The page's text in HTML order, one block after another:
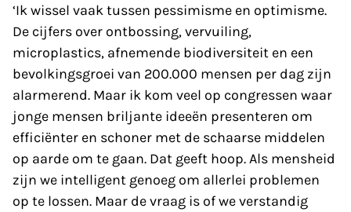
‘Ik wissel vaak tussen pessimisme en optimisme.
De cijfers over ontbossing, vervuiling,
microplastics, afnemende biodiversiteit en een
bevolkingsgroei van 200.000 mensen per dag zijn
alarmerend. Maar ik kom veel op congressen waar
jonge mensen briljante ideeën presenteren om
efficiënter en schoner met de schaarse middelen
op aarde om te gaan. Dat geeft hoop. Als mensheid
zijn we intelligent genoeg om allerlei problemen
op te lossen. Maar de vraag is of we verstandig